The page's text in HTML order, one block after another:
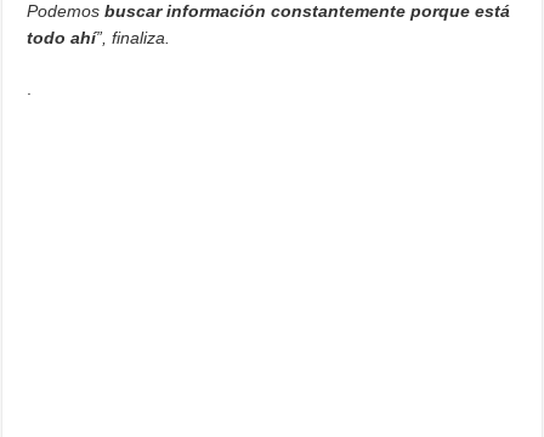
Podemosbuscar información constantemente porque está
todo ahí”, finaliza.